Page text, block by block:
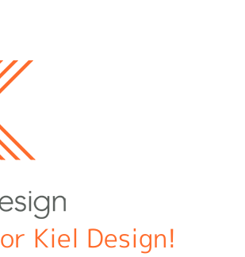
Kiel Design!